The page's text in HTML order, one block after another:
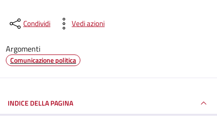
Condividi Vedi azioni
Argomenti
Comunicazione politica
INDICE DELLA PAGINA